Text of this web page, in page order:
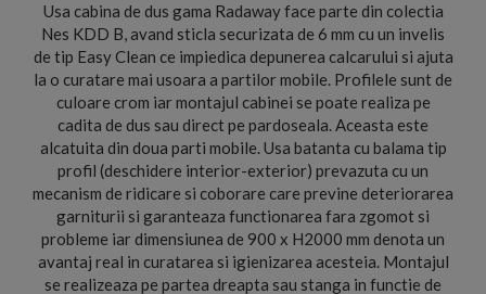
Usa cabina de dus gama Radaway face parte din colectia
Nes KDD B, avand sticla securizata de 6 mm cu un invelis
de tip Easy Clean ce impiedica depunerea calcarului si ajuta
la o curatare mai usoara a partilor mobile. Profilele sunt de
culoare crom iar montajul cabinei se poate realiza pe
cadita de dus sau direct pe pardoseala. Aceasta este
alcatuita din doua parti mobile. Usa batanta cu balama tip
profil (deschidere interior-exterior) prevazuta cu un
mecanism de ridicare si coborare care previne deteriorarea
garniturii si garanteaza functionarea fara zgomot si
probleme iar dimensiunea de 900 x H2000 mm denota un
avantaj real in curatarea si igienizarea acesteia. Montajul
se realizeaza pe partea dreapta sau stanga in functie de